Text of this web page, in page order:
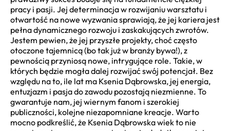
pracy i pasji. Jej determinacja w rozwijaniu warsztatu i
otwartość na nowe wyzwania sprawiają, że jej kariera jest
pełna dynamicznego rozwoju i zaskakujących zwrotów.
Jestem pewien, że jej przyszłe projekty, choć często
otoczone tajemnicą (bo tak już w branży bywa!), z
pewnością przyniosą nowe, intrygujące role. Takie, w
których będzie mogła dalej rozwijać swój potencjał. Bez
względu na to, ile lat ma Ksenia Dąbrowska, jej energia,
entuzjazm i pasja do zawodu pozostają niezmienne. To
gwarantuje nam, jej wiernym fanom i szerokiej
publiczności, kolejne niezapomniane kreacje. Warto
mocno podkreślić, że Ksenia Dąbrowska wiek to nie